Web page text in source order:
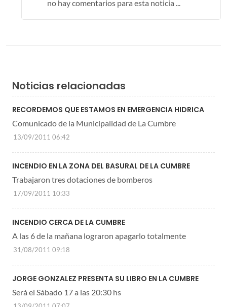
no hay comentarios para esta noticia ...
Noticias relacionadas
RECORDEMOS QUE ESTAMOS EN EMERGENCIA HIDRICA
Comunicado de la Municipalidad de La Cumbre
13/09/2011 06:42
INCENDIO EN LA ZONA DEL BASURAL DE LA CUMBRE
Trabajaron tres dotaciones de bomberos
17/09/2011 10:33
INCENDIO CERCA DE LA CUMBRE
A las 6 de la mañana lograron apagarlo totalmente
31/08/2011 09:18
JORGE GONZALEZ PRESENTA SU LIBRO EN LA CUMBRE
Será el Sábado 17 a las 20:30 hs